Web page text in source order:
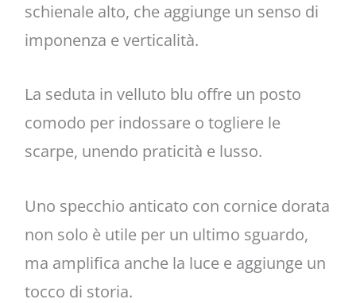
schienale alto, che aggiunge un senso di
imponenza e verticalità.
La seduta in velluto blu offre un posto
comodo per indossare o togliere le
scarpe, unendo praticità e lusso.
Uno specchio anticato con cornice dorata
non solo è utile per un ultimo sguardo,
ma amplifica anche la luce e aggiunge un
tocco di storia.